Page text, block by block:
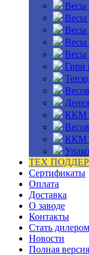
Весы
Весы
Весы
Весы
Весы
Гири
ККМ
ККМ
ТЕХ
Сертификаты
Оплата
Доставка
О заводе
Контакты
Стать дилером
Новости
Полная